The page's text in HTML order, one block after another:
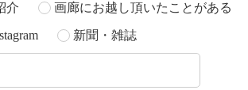
介 画廊にお越し頂いたことがある
新聞・雑誌